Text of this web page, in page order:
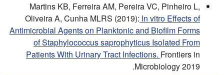
Martins KB, Ferreira AM, Pereira VC, Pinheiro L,
Oliveira A, Cunha MLRS (2019): In vitro Effects of
Antimicrobial Agents on Planktonic and Biofilm Forms
of Staphylococcus saprophyticus Isolated From
Patients With Urinary Tract Infections. Frontiers in
Microbiology 2019.